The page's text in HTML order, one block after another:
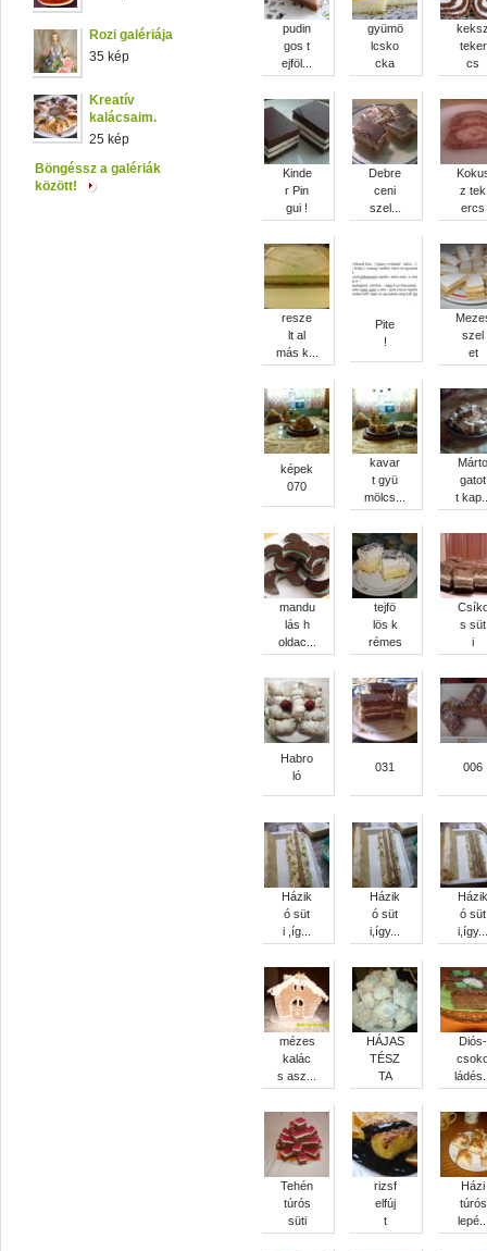
Rozi galériája
35 kép
Kreatív
kalácsaim.
25 kép
Böngéssz a galériák
között!
pudin
gos t
ejföl...
gyümö
lcsko
cka
teker
cs
Kinde
r Pin
gui !
Debre
ceni
szel...
z tek
ercs
resze
lt al
más k...
Pite
!
szel
et
képek
070
kavar
t gyü
mölcs...
Márto
gatot
t
mandu
lás h
oldac...
tejfö
lös k
rémes
s süt
i
Habro
ló
031 006
Házik
ó süt
i ,íg...
Házik
ó süt
i,így...
Házik
ó süt
i,így...
mézes
kalác
s asz...
HÁJAS
TÉSZ
TA
Diós-
Tehén
túrós
süti
rizsf
elfúj
t
Házi
túrós